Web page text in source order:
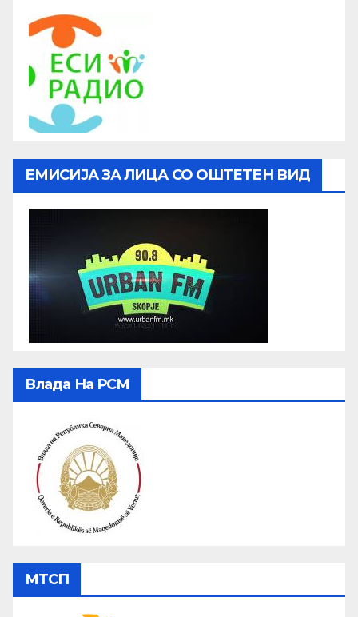
ЕМИСИЈА ЗА ЛИЦА СО ОШТЕТЕН ВИД
Влада На РСМ
МТСП